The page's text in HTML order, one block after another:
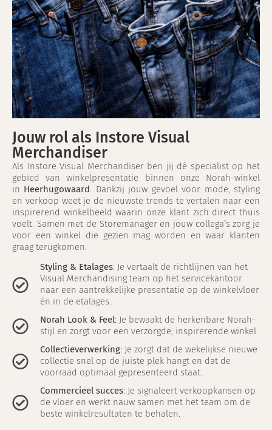
Jouw rol als Instore Visual
Merchandiser
Als Instore Visual Merchandiser ben jij dé specialist op het
gebied van winkelpresentatie binnen onze Norah-winkel
in Heerhugowaard. Dankzij jouw gevoel voor mode, styling
en verkoop weet je de nieuwste trends te vertalen naar een
inspirerend winkelbeeld waarin onze klant zich direct thuis
voelt. Samen met de Storemanager en jouw collega’s zorg je
voor een winkel die gezien mag worden en waar klanten
graag terugkomen.
Styling & Etalages: Je vertaalt de richtlijnen van het
Visual Merchandising team op het servicekantoor
naar een aantrekkelijke presentatie op de winkelvloer
én in de etalages.
Norah Look & Feel: Je bewaakt de herkenbare Norah-
stijl en zorgt voor een verzorgde, inspirerende winkel.
Collectieverwerking: Je zorgt dat de wekelijkse nieuwe
collectie snel op de juiste plek hangt en dat de
voorraad optimaal gepresenteerd staat.
Commercieel succes: Je signaleert verkoopkansen op
de vloer en werkt nauw samen met het team om de
beste winkelresultaten te behalen.